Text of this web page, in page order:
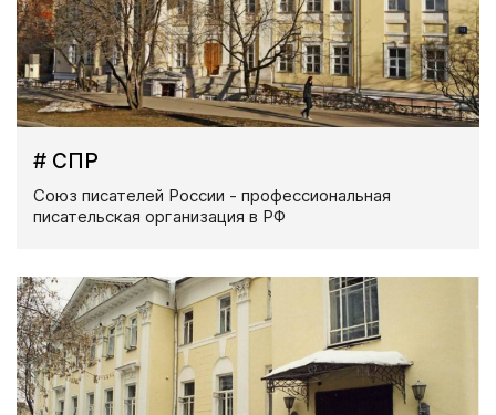
# СПР
Союз писателей России - профессиональная
писательская организация в РФ